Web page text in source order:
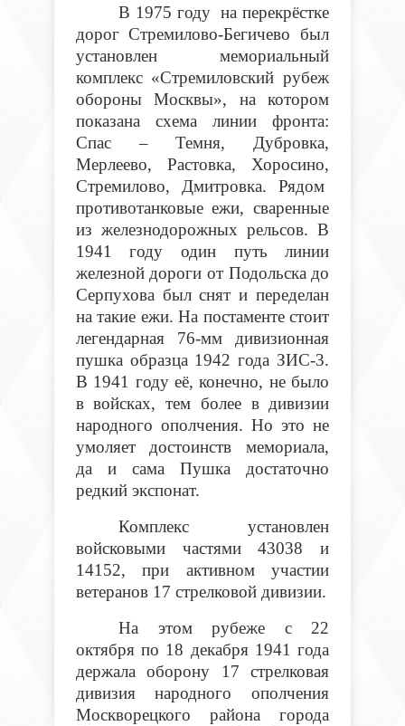
В 1975 году на перекрёстке
дорог Стремилово-Бегичево был
установлен мемориальный
комплекс «Стремиловский рубеж
обороны Москвы», на котором
показана схема линии фронта:
Спас – Темня, Дубровка,
Мерлеево, Растовка, Хоросино,
Стремилово, Дмитровка. Рядом
противотанковые ежи, сваренные
из железнодорожных рельсов. В
1941 году один путь линии
железной дороги от Подольска до
Серпухова был снят и переделан
на такие ежи. На постаменте стоит
легендарная 76-мм дивизионная
пушка образца 1942 года ЗИС-3.
В 1941 году её, конечно, не было
в войсках, тем более в дивизии
народного ополчения. Но это не
умоляет достоинств мемориала,
да и сама Пушка достаточно
редкий экспонат.
Комплекс установлен
войсковыми частями 43038 и
14152, при активном участии
ветеранов 17 стрелковой дивизии.
На этом рубеже с 22
октября по 18 декабря 1941 года
держала оборону 17 стрелковая
дивизия народного ополчения
Москворецкого района города